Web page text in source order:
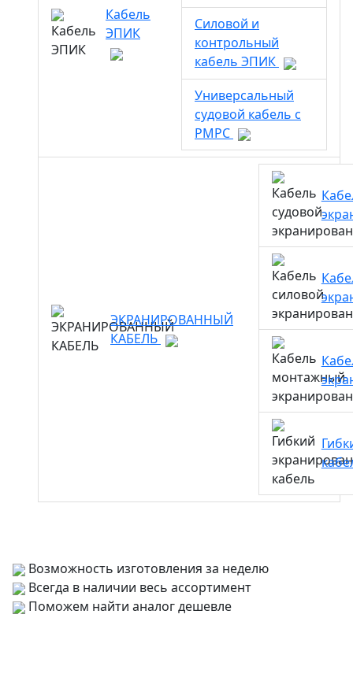
Кабель
ЭПИК
Силовой и
контрольный
кабель ЭПИК
Универсальный
судовой кабель с
РМРС
ЭКРАНИРОВАННЫЙ
КАБЕЛЬ
Возможность изготовления за неделю
Всегда в наличии весь ассортимент
Поможем найти аналог дешевле